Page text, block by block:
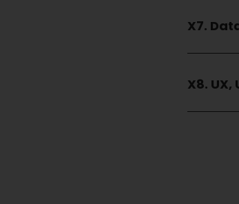
X7.
X8. UX,